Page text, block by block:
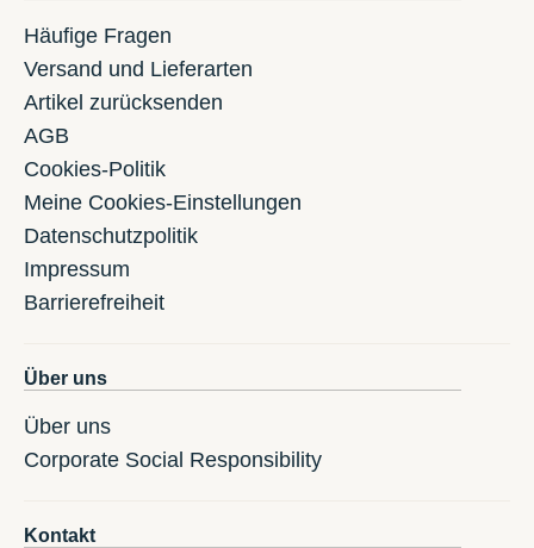
Häufige Fragen
Versand und Lieferarten
Artikel zurücksenden
AGB
Cookies-Politik
Meine Cookies-Einstellungen
Datenschutzpolitik
Impressum
Barrierefreiheit
Über uns
Über uns
Corporate Social Responsibility
Kontakt